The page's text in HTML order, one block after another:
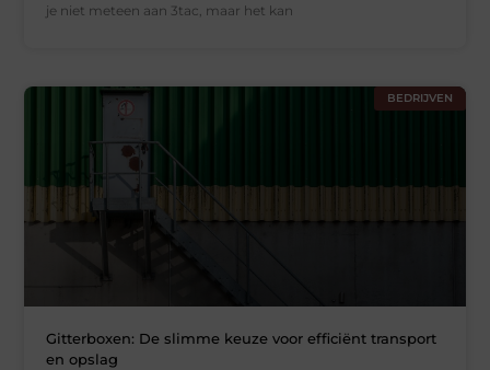
je niet meteen aan 3tac, maar het kan
BEDRIJVEN
Gitterboxen: De slimme keuze voor efficiënt transport
en opslag